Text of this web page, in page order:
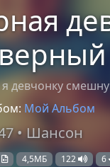
девчонку
Мой Альбом
• Шансон
4,5МБ 122 6